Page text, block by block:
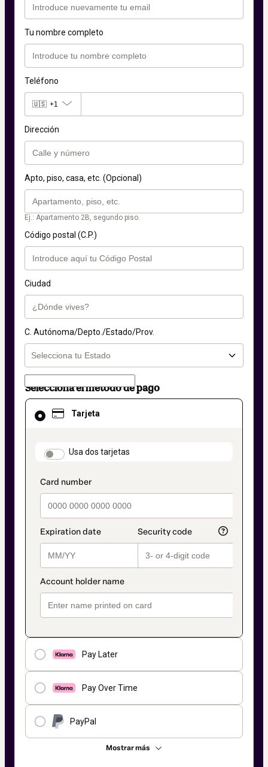
Tu nombre completo
Teléfono
🇺🇸 +1
Dirección
Apto, piso, casa, etc. (Opcional)
Ej.: Apartamento 2B, segundo piso.
Código postal (C.P.)
Ciudad
C. Autónoma/Depto./Estado/Prov.
Selecciona el método de pago
Tarjeta
payment_data.section_title_v2
Usa dos tarjetas
Pay Later
Pay Over Time
PayPal
Mostrar más
El
método
seleccionado